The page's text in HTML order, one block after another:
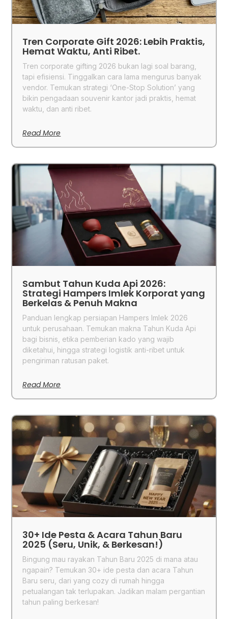
Tren Corporate Gift 2026: Lebih Praktis,
Hemat Waktu, Anti Ribet.
Tren corporate gifting 2026 bukan lagi soal barang,
tapi efisiensi. Tinggalkan cara lama mengurus banyak
vendor. Temukan strategi ‘One-Stop Solution’ yang
bikin pengadaan souvenir kantor jadi praktis, hemat
waktu, dan anti ribet.
Read More
Sambut Tahun Kuda Api 2026:
Strategi Hampers Imlek Korporat yang
Berkelas & Penuh Makna
Panduan lengkap persiapan Hampers Imlek 2026
untuk perusahaan. Temukan makna Tahun Kuda Api
bagi bisnis, etika pemberian kado yang wajib
diketahui, hingga strategi logistik anti-ribet untuk
pengiriman ratusan paket.
Read More
30+ Ide Pesta & Acara Tahun Baru
2025 (Seru, Unik, & Berkesan!)
Bingung mau rayakan Tahun Baru 2025 di mana atau
ngapain? Temukan 30+ ide pesta dan acara Tahun
Baru seru, dari yang cozy di rumah hingga
petualangan tak terlupakan. Jadikan malam pergantian
tahun paling berkesan!